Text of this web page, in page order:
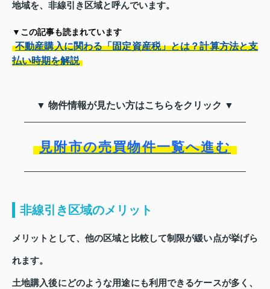
地域を、非線引き区域と呼んでいます。
▼この記事も読まれています
不動産購入に関わる「固定資産税」とは？計算方法と支
払い時期を解説
▼ 物件情報が見たい方はこちらをクリック ▼
見附市の売買物件一覧へ進む
非線引き区域のメリット
メリットとして、他の区域と比較して制限が緩い点が挙げら
れます。
土地購入後にどのような用途にも利用できるケースが多く、